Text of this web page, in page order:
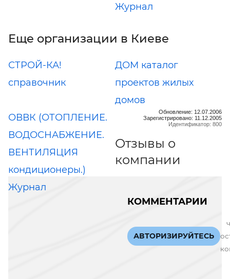
Журнал
Еще организации в Киеве
СТРОЙ-КА!
справочник
ДОМ каталог
проектов жилых
домов
ОВВК (ОТОПЛЕНИЕ.
ВОДОСНАБЖЕНИЕ.
ВЕНТИЛЯЦИЯ
кондиционеры.)
Журнал
Обновление: 12.07.2006
Зарегистрировано: 11.12.2005
Идентификатор: 800
Отзывы о
компании
КОММЕНТАРИИ
АВТОРИЗИРУЙТЕСЬ